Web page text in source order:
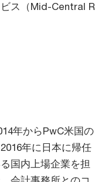
ス（Mid-Central R
年からPwC米国の
年に日本に帰任
国内上場企業を担